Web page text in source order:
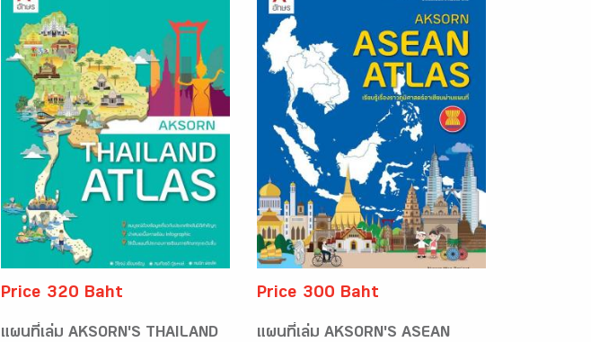
Price 320 Baht
แผนที่เล่ม AKSORN'S THAILAND
Price 300 Baht
แผนที่เล่ม AKSORN'S ASEAN